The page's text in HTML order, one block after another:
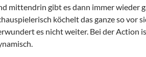
mittendrin gibt es dann immer wieder
köchelt das ganze so vor
es nicht weiter. Bei der Action